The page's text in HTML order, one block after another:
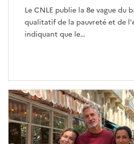
Le CNLE publie la 8e vague du
qualitatif de la pauvreté et de
indiquant que le…